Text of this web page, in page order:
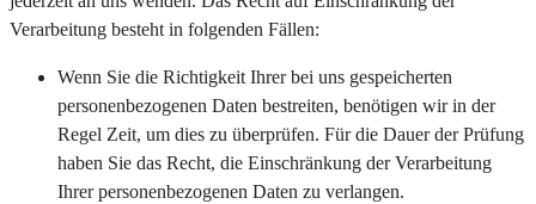
Verarbeitung besteht in folgenden Fällen:
Wenn Sie die Richtigkeit Ihrer bei uns gespeicherten
personenbezogenen Daten bestreiten, benötigen wir in der
Regel Zeit, um dies zu überprüfen. Für die Dauer der Prüfung
haben Sie das Recht, die Einschränkung der Verarbeitung
Ihrer personenbezogenen Daten zu verlangen.